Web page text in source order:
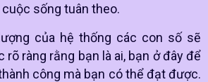
sống tuân theo.
của hệ thống các con số sẽ
rõ ràng rằng bạn là ai, bạn ở đây để
công mà bạn có thể đạt được.